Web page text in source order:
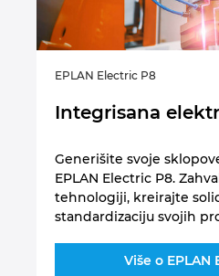
EPLAN Electric P8
Integrisana
Generišite svoje
EPLAN Electric P8.
tehnologiji, kreirajte
standardizaciju svojih
Više o EPLAN